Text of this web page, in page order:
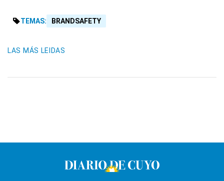
TEMAS: BRANDSAFETY
LAS MÁS LEIDAS